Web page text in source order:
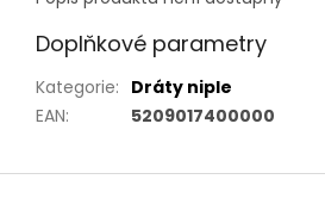
Doplňkové parametry
Kategorie: Dráty niple
EAN: 5209017400000
Z